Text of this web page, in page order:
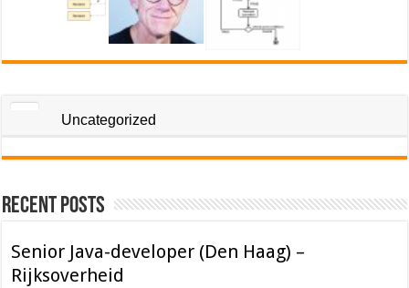
Uncategorized
Recent Posts
Senior Java-developer (Den Haag) –
Rijksoverheid